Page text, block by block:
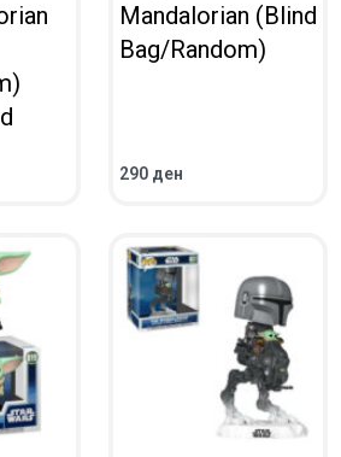
Mandalorian (Blind
Bag/Random)
290 ден
ВО КОШНИЧКА